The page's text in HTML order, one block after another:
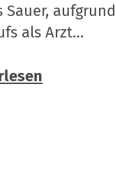
Sauer, aufgrund
als Arzt…